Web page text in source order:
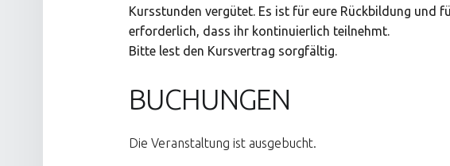
Kursstunden vergütet. Es ist für eure Rückbildung und
erforderlich, dass ihr kontinuierlich teilnehmt.
Bitte lest den Kursvertrag sorgfältig.
BUCHUNGEN
Die Veranstaltung ist ausgebucht.